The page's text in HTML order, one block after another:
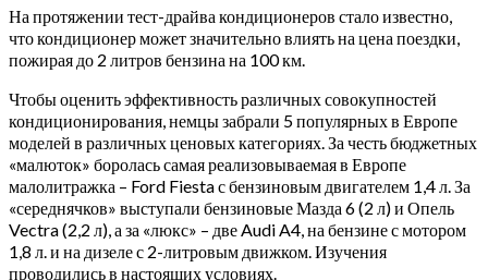
На протяжении тест-драйва кондиционеров стало известно,
что кондиционер может значительно влиять на цена поездки,
пожирая до 2 литров бензина на 100 км.
Чтобы оценить эффективность различных совокупностей
кондиционирования, немцы забрали 5 популярных в Европе
моделей в различных ценовых категориях. За честь бюджетных
«малюток» боролась самая реализовываемая в Европе
малолитражка – Ford Fiesta с бензиновым двигателем 1,4 л.За
«середнячков» выступали бензиновые Мазда 6 (2 л) и Опель
Vectra (2,2 л), а за «люкс» – две Audi A4, на бензине с мотором
1,8 л. и на дизеле с 2-литровым движком. Изучения
проводились в настоящих условиях.